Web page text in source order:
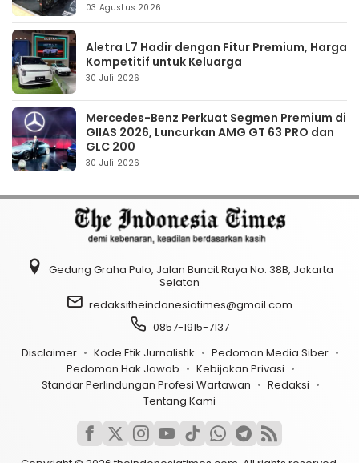
03 Agustus 2026
Aletra L7 Hadir dengan Fitur Premium, Harga
Kompetitif untuk Keluarga
30 Juli 2026
Mercedes-Benz Perkuat Segmen Premium di
GIIAS 2026, Luncurkan AMG GT 63 PRO dan
GLC 200
30 Juli 2026
Gedung Graha Pulo, Jalan Buncit Raya No. 38B, Jakarta
Selatan
redaksitheindonesiatimes@gmail.com
0857-1915-7137
Disclaimer
Kode Etik Jurnalistik
Pedoman Media Siber
Pedoman Hak Jawab
Kebijakan Privasi
Standar Perlindungan Profesi Wartawan
Redaksi
Tentang Kami